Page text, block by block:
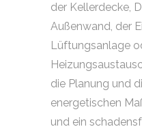
der Kellerdecke,
Außenwand, der
Lüftungsanlage
die Planung und
energetischen
und ein